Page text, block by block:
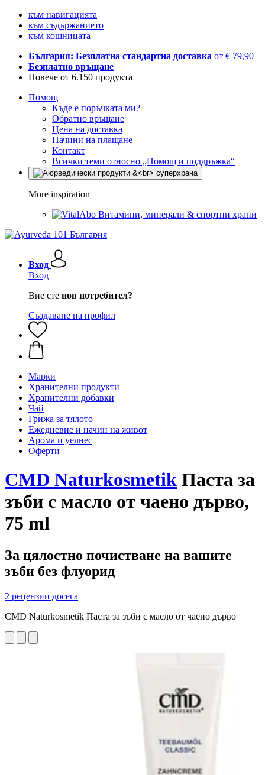
към навигацията
към съдържанието
към кошницата
България: Безплатна стандартна доставка от € 79,90
Безплатно връщане
Повече от 6.150 продукта
Помощ
Къде е поръчката ми?
Обратно връщане
Цена на доставка
Начини на плащане
Контакт
Всички теми относно „Помощ и поддръжка“
More inspiration
Витамини, минерали & спортни храни
Вход
Вход
Вие сте нов потребител?
Създаване на профил
Марки
Хранителни продукти
Хранителни добавки
Чай
Грижа за тялото
Ежедневие и начин на живот
Арома и уелнес
Оферти
CMD Naturkosmetik Паста за
зъби с масло от чаено дърво,
75 ml
За цялостно почистване на вашите
зъби без флуорид
2 рецензии досега
CMD Naturkosmetik Паста за зъби с масло от чаено дърво